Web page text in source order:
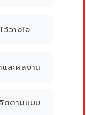
วางใจ
ละผลงาน
ตตามแบบ